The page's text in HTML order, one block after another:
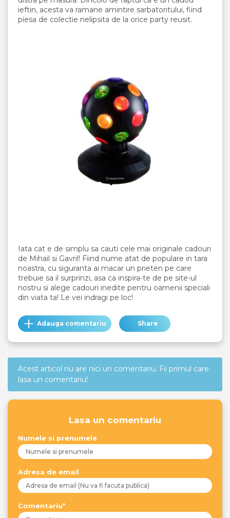
ieftin, acesta va ramane amintire sarbatoritului, fiind
piesa de colectie nelipsita de la orice party reusit.
Iata cat e de simplu sa cauti cele mai originale cadouri
de Mihail si Gavril! Fiind nume atat de populare in tara
noastra, cu siguranta ai macar un prieten pe care
trebuie sa il surprinzi, asa ca inspira-te de pe site-ul
nostru si alege cadouri inedite pentru oamenii speciali
din viata ta! Le vei indragi pe loc!
Adauga comentariu Share
Acest articol nu are nici un comentariu. Fii primul care
lasa un comentariu!
Lasa un comentariu
Numele si prenumele
Adresa de email
Comentariu*